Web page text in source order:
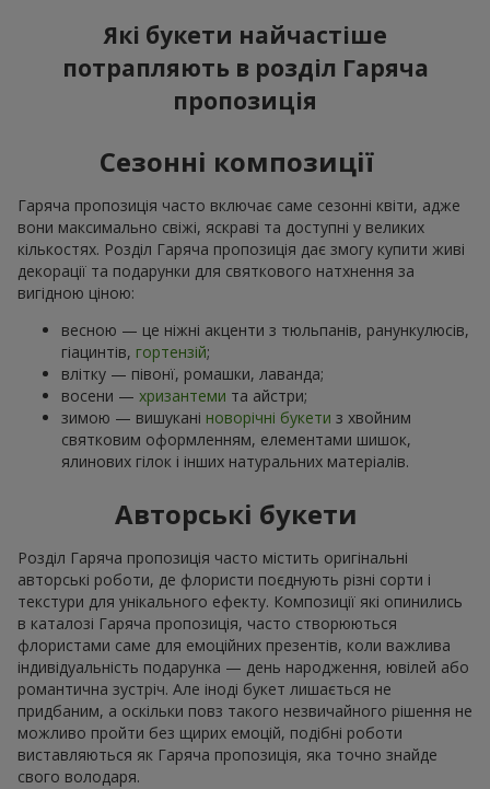
Які букети найчастіше
потрапляють в розділ Гаряча
пропозиція
Сезонні композиції
Гаряча пропозиція часто включає саме сезонні квіти, адже
вони максимально свіжі, яскраві та доступні у великих
кількостях. Розділ Гаряча пропозиція дає змогу купити живі
декорації та подарунки для святкового натхнення за
вигідною ціною:
весною — це ніжні акценти з тюльпанів, ранункулюсів,
гіацинтів, гортензій;
влітку — півонї, ромашки, лаванда;
восени — хризантеми та айстри;
зимою — вишукані новорічні букети з хвойним
святковим оформленням, елементами шишок,
ялинових гілок і інших натуральних матеріалів.
Авторські букети
Розділ Гаряча пропозиція часто містить оригінальні
авторські роботи, де флористи поєднують різні сорти і
текстури для унікального ефекту. Композиції які опинились
в каталозі Гаряча пропозиція, часто створюються
флористами саме для емоційних презентів, коли важлива
індивідуальність подарунка — день народження, ювілей або
романтична зустріч. Але іноді букет лишається не
придбаним, а оскільки повз такого незвичайного рішення не
можливо пройти без щирих емоцій, подібні роботи
виставляються як Гаряча пропозиція, яка точно знайде
свого володаря.